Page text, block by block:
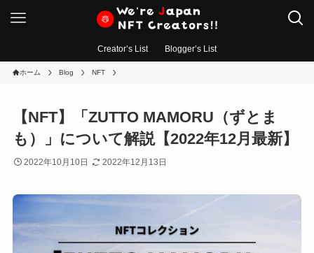
Creator’s List Blogger’s List
ホーム Blog NFT
【NFT】「ZUTTO MAMORU（ずとま
も）」について解説【2022年12月最新】
2022年10月10日 2022年12月13日